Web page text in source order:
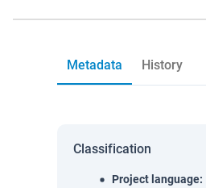
Metadata History
Classification
Project language: